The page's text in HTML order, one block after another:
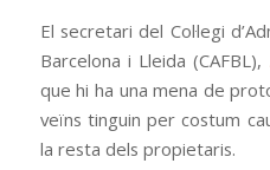
El secretari del Col·legi
Barcelona i Lleida (CAFBL),
que hi ha una mena de
veïns tinguin per costum
la resta dels propietaris.